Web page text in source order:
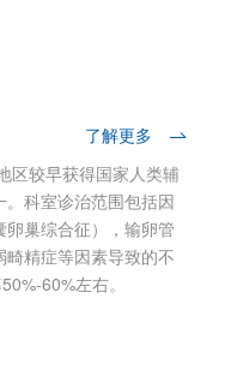
了解更多
区较早获得国家人类辅
科室诊治范围包括因
巢综合征），输卵管
精症等因素导致的不
60%左右。